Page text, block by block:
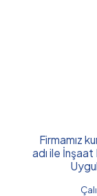
Firmamız
adı ile İnşaat